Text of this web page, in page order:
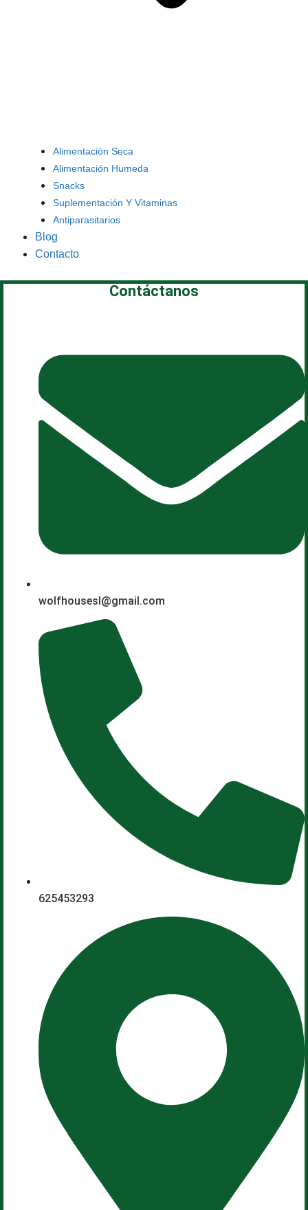
Alimentación Seca
Alimentación Humeda
Snacks
Suplementación Y Vitaminas
Antiparasitarios
Blog
Contacto
Contáctanos
wolfhousesl@gmail.com
625453293